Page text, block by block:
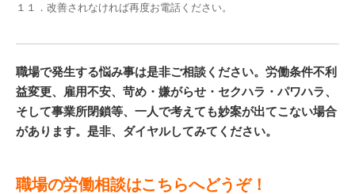
１１．改善されなければ再度お電話ください。
職場で発生する悩み事は是非ご相談ください。労働条件不利
益変更、雇用不安、苛め・嫌がらせ・セクハラ・パワハラ、
そして事業所閉鎖等、一人で考えても妙案が出てこない場合
があります。是非、ダイヤルしてみてください。
職場の労働相談はこちらへどうぞ！